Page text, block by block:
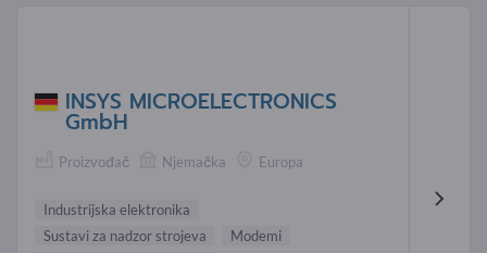
INSYS MICROELECTRONICS
GmbH
Proizvođač Njemačka Europa
Industrijska elektronika
Sustavi za nadzor strojeva
Modemi